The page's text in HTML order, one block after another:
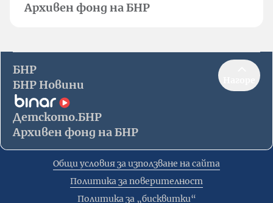
Архивен фонд на БНР
БНР
БНР Новини
Детското.БНР
Архивен фонд на БНР
Общи условия за използване на сайта
Политика за поверителност
Политика за „бисквитки“